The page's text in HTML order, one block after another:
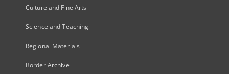
Culture and Fine Arts
Science and Teaching
Regional Materials
Border Archive